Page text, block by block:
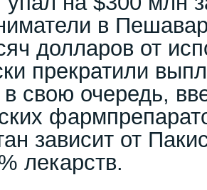
в
долларов от
прекратили
свою очередь,
зависит от
лекарств.